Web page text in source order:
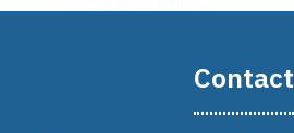
Contact